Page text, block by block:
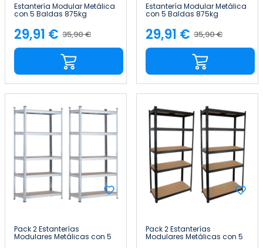
Estantería Modular Metálica
con 5 Baldas 875kg
90x40x180cm Thinia Home
Precio
base
35,90 €
Precio
29,91 €
Estantería Modular Metálica
con 5 Baldas 875kg
90x40x180cm Thinia Home
Precio
base
35,90 €
Precio
29,91 €
Pack 2 Estanterías
Modulares Metálicas con 5
Pack 2 Estanterías
Modulares Metálicas con 5